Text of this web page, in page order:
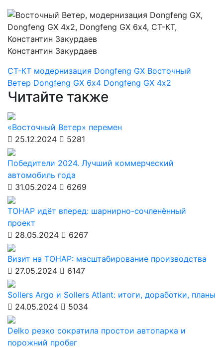
Константин Закурдаев
СТ-КТ модернизация Dongfeng GX Восточный
Ветер Dongfeng GX 6х4 Dongfeng GX 4х2
Читайте также
«Восточный Ветер» перемен
25.12.2024
5281
Победители 2024. Лучший коммерческий
автомобиль года
31.05.2024
6269
ТОНАР идёт вперед: шарнирно-сочленённый
проект
28.05.2024
6267
Визит на ТОНАР: масштабирование производства
27.05.2024
6147
Sollers Argo и Sollers Atlant: итоги, доработки, планы
24.05.2024
5034
Delko резко сократила простои автопарка и
порожний пробег